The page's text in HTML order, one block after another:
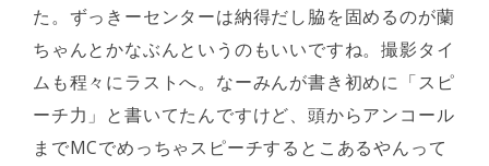
た。ずっきーセンターは納得だし脇を固めるのが蘭
ちゃんとかなぶんというのもいいですね。撮影タイ
ムも程々にラストへ。なーみんが書き初めに「スピ
ーチ力」と書いてたんですけど、頭からアンコール
までMCでめっちゃスピーチするとこあるやんって